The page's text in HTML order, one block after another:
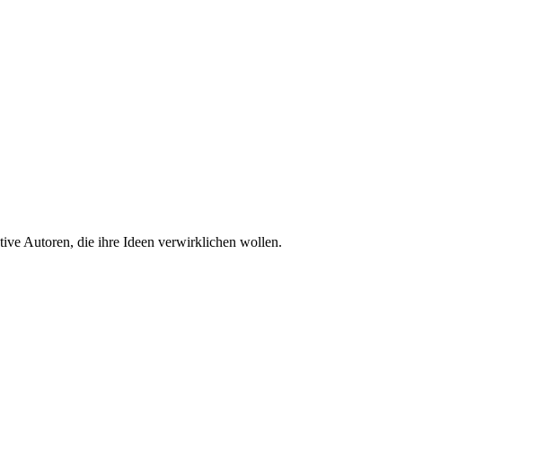
Autoren, die ihre Ideen verwirklichen wollen.